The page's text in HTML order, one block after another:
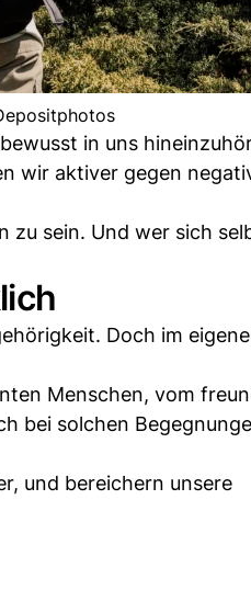
in uns
wir aktiver gegen
zu sein. Und wer sich
Doch im
Menschen, vom
bei solchen
und bereichern unsere